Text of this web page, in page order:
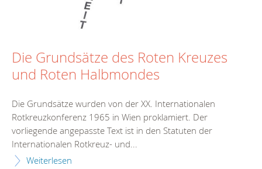
Die Grundsätze des Roten Kreuzes
und Roten Halbmondes
Die Grundsätze wurden von der XX. Internationalen
Rotkreuzkonferenz 1965 in Wien proklamiert. Der
vorliegende angepasste Text ist in den Statuten der
Internationalen Rotkreuz- und...
Weiterlesen